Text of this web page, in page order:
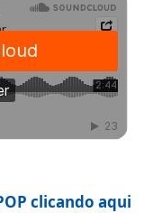
clicando aqui